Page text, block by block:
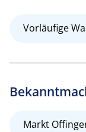
Vorläufige
Markt